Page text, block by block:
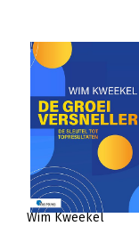
Wim Kweekel